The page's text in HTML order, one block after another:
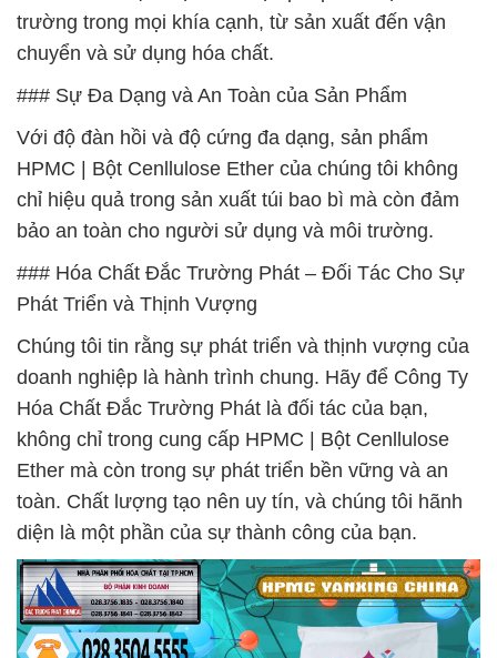
trường trong mọi khía cạnh, từ sản xuất đến vận
chuyển và sử dụng hóa chất.
### Sự Đa Dạng và An Toàn của Sản Phẩm
Với độ đàn hồi và độ cứng đa dạng, sản phẩm
HPMC | Bột Cenllulose Ether của chúng tôi không
chỉ hiệu quả trong sản xuất túi bao bì mà còn đảm
bảo an toàn cho người sử dụng và môi trường.
### Hóa Chất Đắc Trường Phát – Đối Tác Cho Sự
Phát Triển và Thịnh Vượng
Chúng tôi tin rằng sự phát triển và thịnh vượng của
doanh nghiệp là hành trình chung. Hãy để Công Ty
Hóa Chất Đắc Trường Phát là đối tác của bạn,
không chỉ trong cung cấp HPMC | Bột Cenllulose
Ether mà còn trong sự phát triển bền vững và an
toàn. Chất lượng tạo nên uy tín, và chúng tôi hãnh
diện là một phần của sự thành công của bạn.